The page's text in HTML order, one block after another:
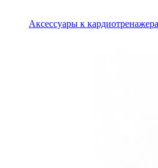
Аксессуары к